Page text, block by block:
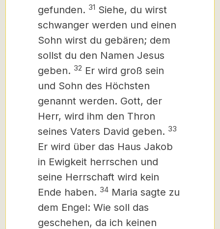
gefunden. 31 Siehe, du wirst
schwanger werden und einen
Sohn wirst du gebären; dem
sollst du den Namen Jesus
geben. 32 Er wird groß sein
und Sohn des Höchsten
genannt werden. Gott, der
Herr, wird ihm den Thron
seines Vaters David geben. 33
Er wird über das Haus Jakob
in Ewigkeit herrschen und
seine Herrschaft wird kein
Ende haben. 34 Maria sagte zu
dem Engel: Wie soll das
geschehen, da ich keinen